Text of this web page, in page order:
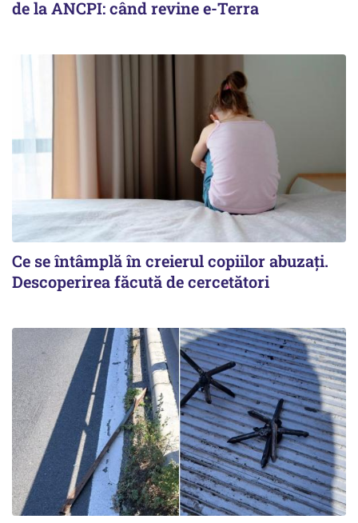
de la ANCPI: când revine e-Terra
Ce se întâmplă în creierul copiilor abuzați.
Descoperirea făcută de cercetători